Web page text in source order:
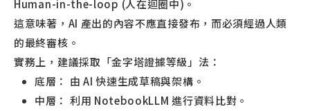
Human-in-the-loop (人在迴圈中)。
這意味著，AI 產出的內容不應直接發布，而必須經過人類
的最終審核。
實務上，建議採取「金字塔證據等級」法：
底層： 由 AI 快速生成草稿與架構。
中層： 利用 NotebookLLM 進行資料比對。